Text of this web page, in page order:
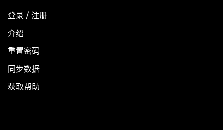
登录 / 注册
介绍
重置密码
同步数据
获取帮助